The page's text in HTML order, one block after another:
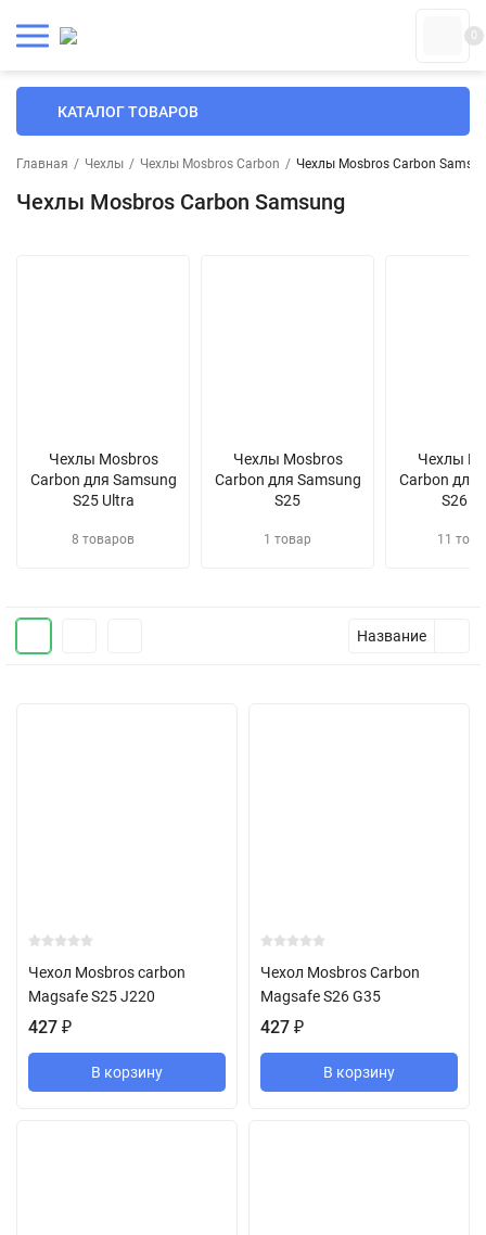
0
КАТАЛОГ ТОВАРОВ
Главная / Чехлы / Чехлы Mosbros Carbon / Чехлы Mosbros Carbon
Чехлы Mosbros Carbon Samsung
Чехлы Mosbros
Carbon для Samsung
S25 Ultra
8 товаров
Чехлы Mosbros
Carbon для Samsung
S25
1 товар
Чехлы
Carbon для
S26
11
Название
Чехол Mosbros carbon
Magsafe S25 J220
427 ₽
В корзину
Чехол Mosbros Carbon
Magsafe S26 G35
427 ₽
В корзину